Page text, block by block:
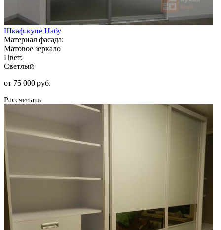
Шкаф-купе Набу
Материал фасада:
Матовое зеркало
Цвет:
Светлый
от 75 000 руб.
Рассчитать